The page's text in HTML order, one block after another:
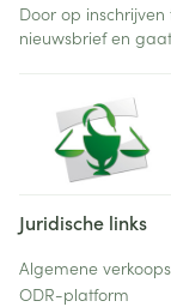
Door op inschrijven
nieuwsbrief en
Juridische links
Algemene
ODR-platform